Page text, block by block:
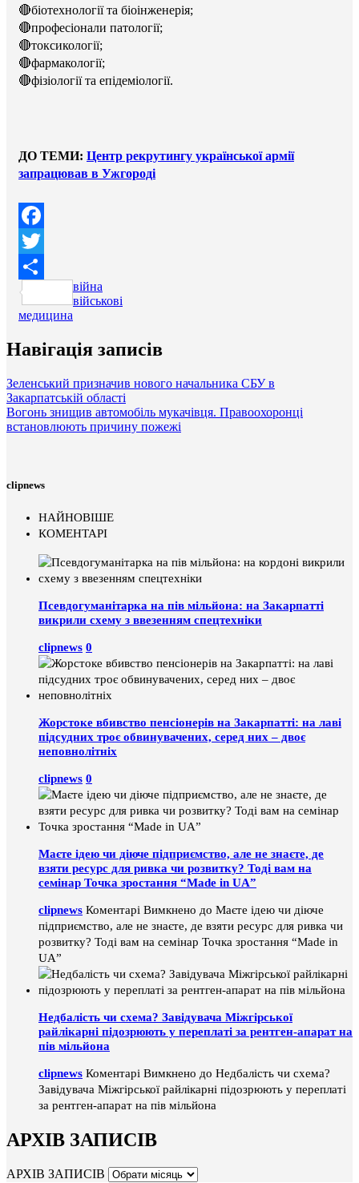
🔴біотехнології та біоінженерія;
🔴професіонали патології;
🔴токсикології;
🔴фармакології;
🔴фізіології та епідеміології.
ДО ТЕМИ: Центр рекрутингу української армії
запрацював в Ужгороді
Facebook
Twitter
Поділитися
війна
військові
медицина
Навігація записів
Зеленський призначив нового начальника СБУ в
Закарпатській області
Вогонь знищив автомобіль мукачівця. Правоохоронці
встановлюють причину пожежі
clipnews
НАЙНОВІШЕ
КОМЕНТАРІ
Псевдогуманітарка на пів мільйона: на Закарпатті
викрили схему з ввезенням спецтехніки
clipnews 0
Жорстоке вбивство пенсіонерів на Закарпатті: на лаві
підсудних троє обвинувачених, серед них – двоє
неповнолітніх
clipnews 0
Маєте ідею чи діюче підприємство, але не знаєте, де
взяти ресурс для ривка чи розвитку? Тоді вам на
семінар Точка зростання “Made in UA”
clipnews Коментарі Вимкнено до Маєте ідею чи діюче
підприємство, але не знаєте, де взяти ресурс для ривка чи
розвитку? Тоді вам на семінар Точка зростання “Made in
UA”
Недбалість чи схема? Завідувача Міжгірської
райлікарні підозрюють у переплаті за рентген-апарат на
пів мільйона
clipnews Коментарі Вимкнено до Недбалість чи схема?
Завідувача Міжгірської райлікарні підозрюють у переплаті
за рентген-апарат на пів мільйона
АРХІВ ЗАПИСІВ
АРХІВ ЗАПИСІВ